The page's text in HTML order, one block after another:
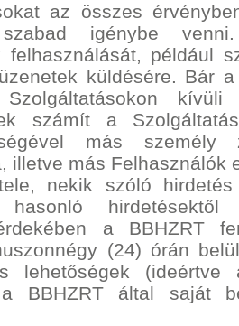
az összes
szabad igénybe
felhasználását, például
küldésére. Bár
Szolgáltatásokon
számít a
más személy
illetve más Felhasználók
nekik szóló
hasonló
a BBHZRT
(24) órán
lehetőségek
BBHZRT által saját